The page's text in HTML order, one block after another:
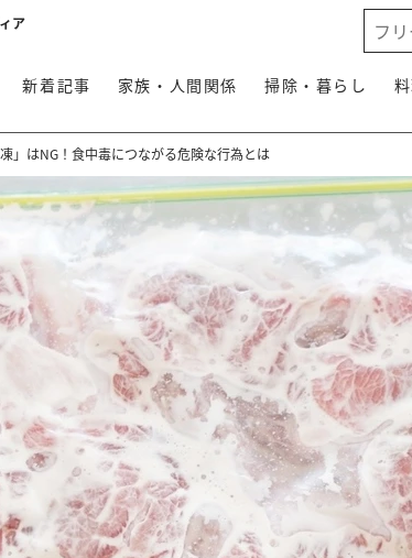
ア
新着記事 家族・人間関係 掃除・暮らし
」はNG！食中毒につながる危険な行為とは